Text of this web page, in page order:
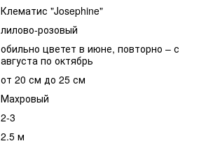
Клематис "Josephine"
лилово-розовый
обильно цветет в июне, повторно – с
августа по октябрь
от 20 см до 25 см
Махровый
2-3
2.5 м